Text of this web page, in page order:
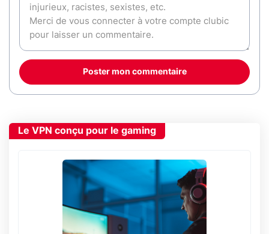
Poster mon commentaire
Le VPN conçu pour le gaming